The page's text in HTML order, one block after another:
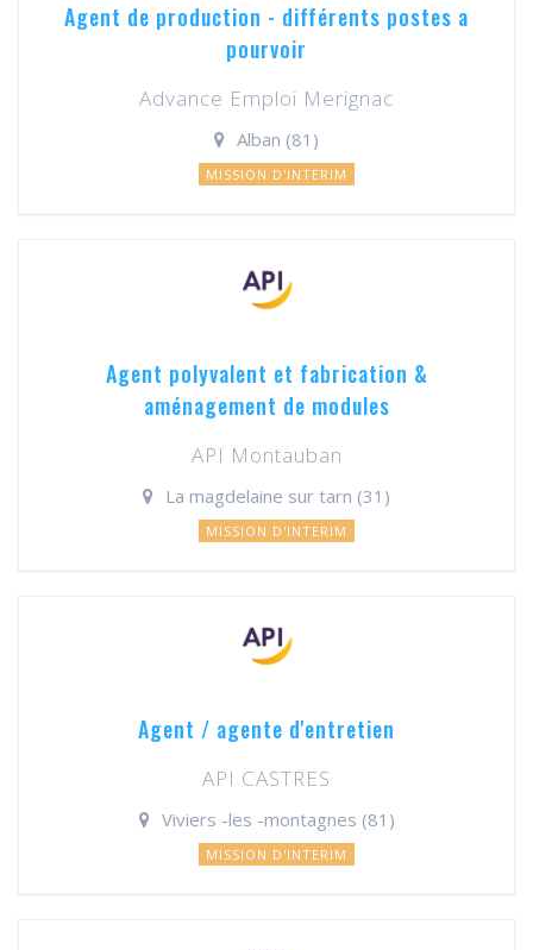
Agent de production - différents postes a
pourvoir
Advance Emploi Merignac
Alban (81)
MISSION D'INTERIM
Agent polyvalent et fabrication &
aménagement de modules
API Montauban
La magdelaine sur tarn (31)
MISSION D'INTERIM
Agent / agente d'entretien
API CASTRES
Viviers -les -montagnes (81)
MISSION D'INTERIM